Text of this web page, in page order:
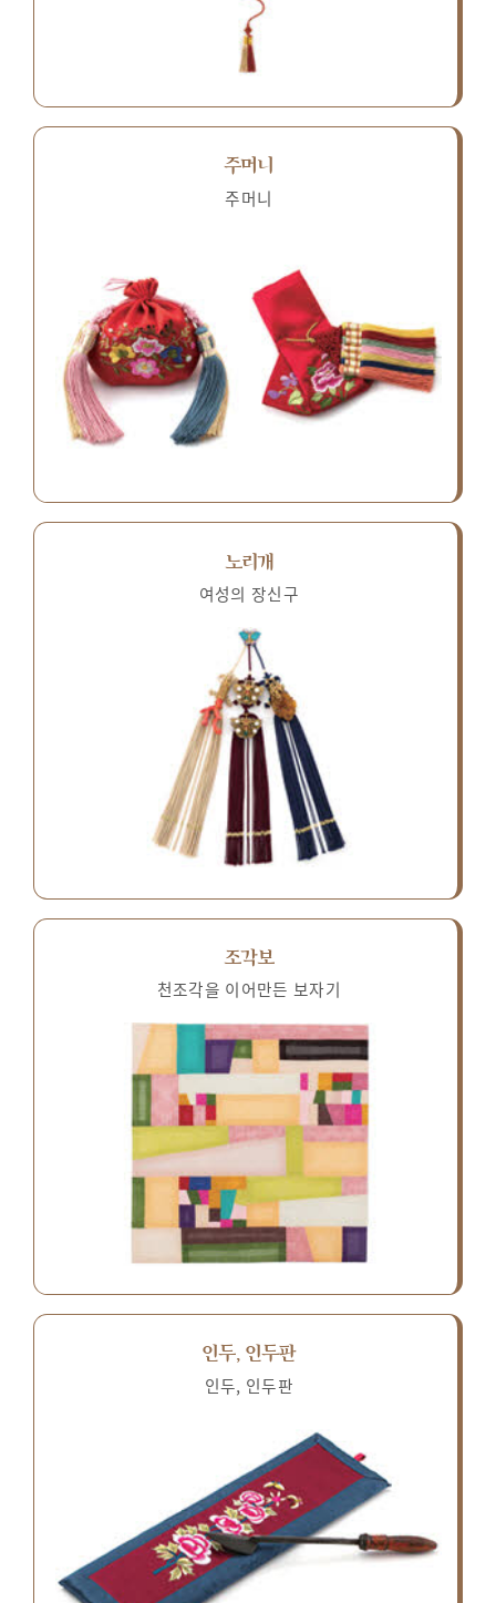
주머니
주머니
노리개
여성의 장신구
조각보
천조각을 이어만든 보자기
인두, 인두판
인두, 인두판